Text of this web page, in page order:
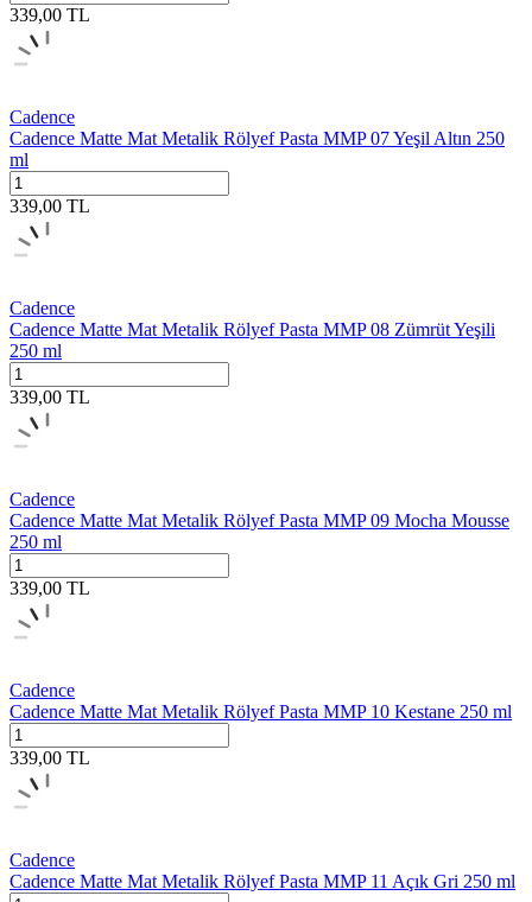
339,00 TL
Cadence
Cadence Matte Mat Metalik Rölyef Pasta MMP 07 Yeşil Altın 250
ml
339,00 TL
Cadence
Cadence Matte Mat Metalik Rölyef Pasta MMP 08 Zümrüt Yeşili
250 ml
339,00 TL
Cadence
Cadence Matte Mat Metalik Rölyef Pasta MMP 09 Mocha Mousse
250 ml
339,00 TL
Cadence
Cadence Matte Mat Metalik Rölyef Pasta MMP 10 Kestane 250 ml
339,00 TL
Cadence
Cadence Matte Mat Metalik Rölyef Pasta MMP 11 Açık Gri 250 ml